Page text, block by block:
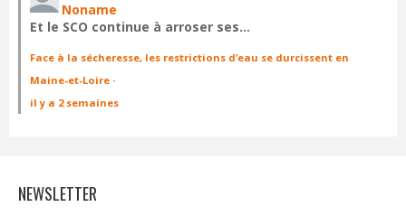
Noname
Et le SCO continue à arroser ses…
Face à la sécheresse, les restrictions d’eau se durcissent en
Maine-et-Loire ·
il y a 2 semaines
NEWSLETTER